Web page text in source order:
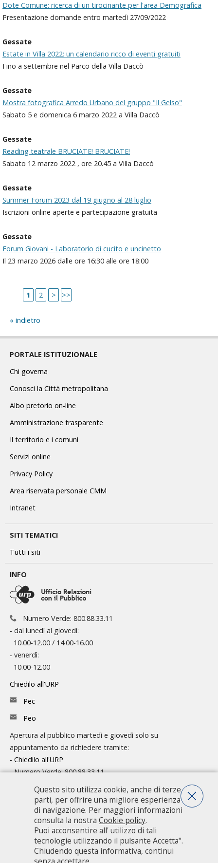
Dote Comune: ricerca di un tirocinante per l'area Demografica
Presentazione domande entro martedì 27/09/2022
Gessate
Estate in Villa 2022: un calendario ricco di eventi gratuiti
Fino a settembre nel Parco della Villa Daccò
Gessate
Mostra fotografica Arredo Urbano del gruppo "Il Gelso"
Sabato 5 e domenica 6 marzo 2022 a Villa Daccò
Gessate
Reading teatrale BRUCIATE! BRUCIATE!
Sabato 12 marzo 2022 , ore 20.45 a Villa Daccò
Gessate
Summer Forum 2023 dal 19 giugno al 28 luglio
Iscrizioni online aperte e partecipazione gratuita
Gessate
Forum Giovani - Laboratorio di cucito e uncinetto
Il 23 marzo 2026 dalle ore 16:30 alle ore 18:00
1 2 > >>
indietro
PORTALE ISTITUZIONALE
Chi governa
Conosci la Città metropolitana
Albo pretorio on-line
Amministrazione trasparente
Il territorio e i comuni
Servizi online
Privacy Policy
Area riservata personale CMM
Intranet
SITI TEMATICI
Tutti i siti
INFO
Numero Verde: 800.88.33.11
- dal lunedì al giovedì:
10.00-12.00 / 14.00-16.00
- venerdì:
10.00-12.00
Chiedilo all'URP
Pec
Peo
Apertura al pubblico martedì e giovedì solo su
appuntamento da richiedere tramite:
- Chiedilo all'URP
- Numero Verde: 800.88.33.11
Consulta l'organigramma
Accedi agli atti
Guida pratica ai servizi e alla modulistica
Città metropolitana di Milano - Via Vivaio, 1 - 20122 Milano - centralino
Questo sito utilizza cookie, anche di terze
parti, per offrire una migliore esperienza
di navigazione. Per maggiori informazioni
consulta la nostra Cookie policy.
Puoi acconsentire all' utilizzo di tali
tecnologie utilizzando il pulsante Accetta".
Chiudendo questa informativa, continui